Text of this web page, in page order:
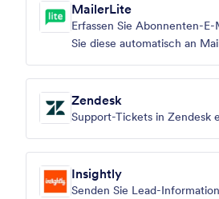
MailerLite
Erfassen Sie Abonnenten-E-
Sie diese automatisch an
Zendesk
Support-Tickets in Zendesk
Insightly
Senden Sie Lead-